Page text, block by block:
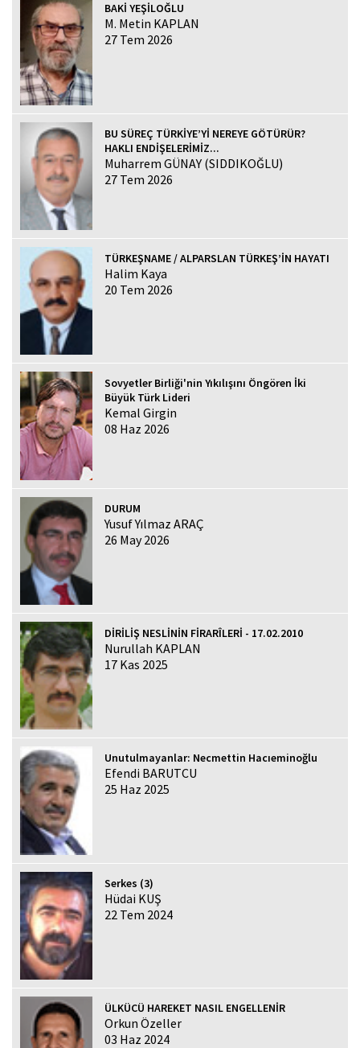
BAKİ YEŞİLOĞLU
M. Metin KAPLAN
27 Tem 2026
BU SÜREÇ TÜRKİYE’Yİ NEREYE GÖTÜRÜR?
HAKLI ENDİŞELERİMİZ...
Muharrem GÜNAY (SIDDIKOĞLU)
27 Tem 2026
TÜRKEŞNAME / ALPARSLAN TÜRKEŞ’İN HAYATI
Halim Kaya
20 Tem 2026
Sovyetler Birliği'nin Yıkılışını Öngören İki
Büyük Türk Lideri
Kemal Girgin
08 Haz 2026
DURUM
Yusuf Yılmaz ARAÇ
26 May 2026
DİRİLİŞ NESLİNİN FİRARÎLERİ - 17.02.2010
Nurullah KAPLAN
17 Kas 2025
Unutulmayanlar: Necmettin Hacıeminoğlu
Efendi BARUTCU
25 Haz 2025
Serkes (3)
Hüdai KUŞ
22 Tem 2024
ÜLKÜCÜ HAREKET NASIL ENGELLENİR
Orkun Özeller
03 Haz 2024